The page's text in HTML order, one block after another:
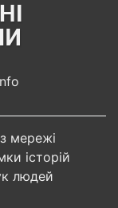
мережі
історій
людей